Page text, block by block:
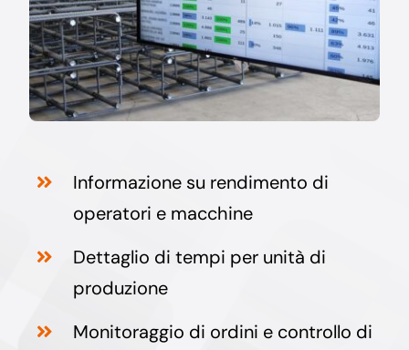
Informazione su rendimento di
operatori e macchine
Dettaglio di tempi per unità di
produzione
Monitoraggio di ordini e controllo di